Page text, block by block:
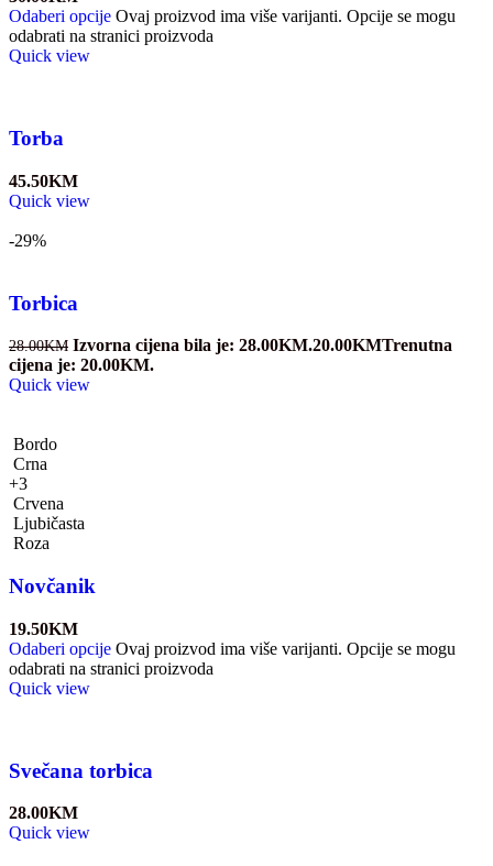
Odaberi opcije Ovaj proizvod ima više varijanti. Opcije se mogu
odabrati na stranici proizvoda
Quick view
Torba
45.50KM
Quick view
-29%
Torbica
28.00KM Izvorna cijena bila je: 28.00KM.20.00KMTrenutna
cijena je: 20.00KM.
Quick view
Bordo
Crna
+3
Crvena
Ljubičasta
Roza
Novčanik
19.50KM
Odaberi opcije Ovaj proizvod ima više varijanti. Opcije se mogu
odabrati na stranici proizvoda
Quick view
Svečana torbica
28.00KM
Quick view